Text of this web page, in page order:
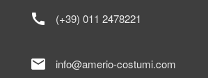
call (+39) 011 2478221
mail info@amerio-costumi.com